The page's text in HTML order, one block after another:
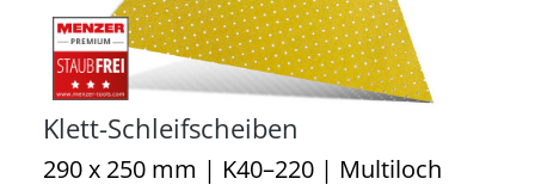
Klett-Schleifscheiben
290 x 250 mm | K40–220 | Multiloch